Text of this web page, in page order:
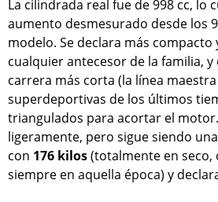
La cilindrada real fue de 998 cc, lo
aumento desmesurado desde los
modelo. Se declara más
cualquier antecesor de la familia,
carrera más corta (la línea
superdeportivas de los últimos
triangulados para acortar el motor.
ligeramente, pero sigue siendo
con 176 kilos(totalmente en seco,
siempre en aquella época) y